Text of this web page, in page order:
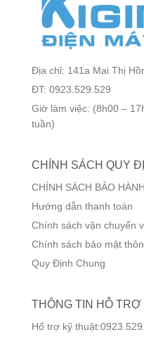
Địa chỉ: 141a Mai Thị
ĐT: 0923.529.529
Giờ làm việc: (8h00 –
tuần)
CHÍNH SÁCH QUY
CHÍNH SÁCH BẢO HÀNH
Hướng dẫn thanh toán
Chính sách vận chuyển
Chính sách bảo mật
Quy Định Chung
THÔNG TIN HỖ TRỢ
Hổ trợ kỹ